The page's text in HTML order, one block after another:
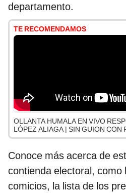
departamento.
TE RECOMENDAMOS
OLLANTA HUMALA EN VIVO
LÓPEZ ALIAGA | SIN GUION CON
Conoce más acerca de
contienda electoral, como
comicios, la lista de los